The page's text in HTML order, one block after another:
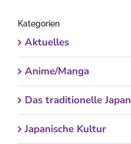
Kategorien
Aktuelles
Anime/Manga
Das traditionelle Japan
Japanische Kultur